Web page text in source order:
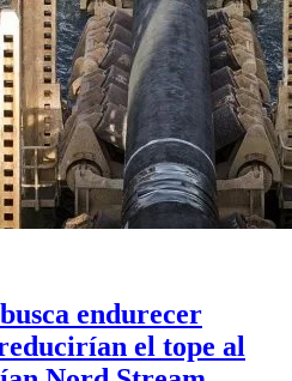
endurecer
el tope al